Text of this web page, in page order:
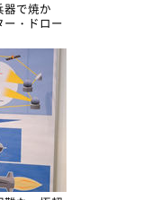
器で焼か
ー・ドロー